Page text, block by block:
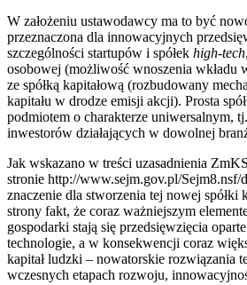
W założeniu ustawodawcy ma to być
przeznaczona dla innowacyjnych
szczególności startupów i spółek high-tech
osobowej (możliwość wnoszenia wkładu
ze spółką kapitałową (rozbudowany
kapitału w drodze emisji akcji). Prosta
podmiotem o charakterze uniwersalnym,
inwestorów działających w dowolnej
Jak wskazano w treści uzasadnienia
stronie http://www.sejm.gov.pl/Sejm8.nsf/
znaczenie dla stworzenia tej nowej spółki
strony fakt, że coraz ważniejszym
gospodarki stają się przedsięwzięcia
technologie, a w konsekwencji coraz
kapitał ludzki – nowatorskie rozwiązania
wczesnych etapach rozwoju,